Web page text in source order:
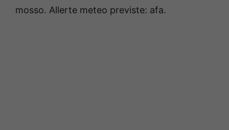
mosso. Allerte meteo previste: afa.